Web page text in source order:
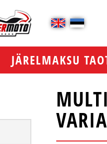
JÄRELMAKSU